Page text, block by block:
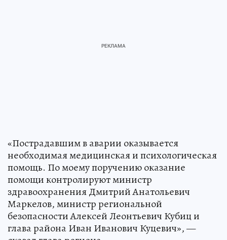
«Пострадавшим в аварии оказывается
необходимая медицинская и психологическая
помощь. По моему поручению оказание
помощи контролируют министр
здравоохранения Дмитрий Анатольевич
Маркелов, министр региональной
безопасности Алексей Леонтьевич Кубиц и
глава района Иван Иванович Куцевич», —